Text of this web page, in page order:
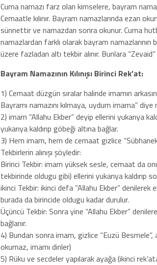
Cuma namazı farz olan kimselere, bayram
Cemaatle kılınır. Bayram namazlarında ezan
sünnettir ve namazdan sonra okunur. Cuma
namazlardan farklı olarak bayram namazlarının
üzere fazladan altı tekbir alınır. Bunlara
Bayram Namazının Kılınışı Birinci Rek’at:
1) Cemaat düzgün sıralar halinde imamın
Bayramı namazını kılmaya, uydum imama”
2) imam “Allahu Ekber” deyip ellerini yukarıya
yukarıya kaldırıp göbeği altına bağlar.
3) Hem imam, hem de cemaat gizlice
Tekbirlerin alınışı şöyledir:
Birinci Tekbir: imam yüksek sesle, cemaat da
tekbirinde oldugu gibi) ellerini yukarıya kaldırıp
ikinci Tekbir: ikinci defa “Allahu Ekber” denilerek
burada da birincide oldugu kadar durulur.
Üçüncü Tekbir: Sonra yine “Allahu Ekber”
bağlanır.
4) Bundan sonra imam, gizlice “Euzü
okumaz, imamı dinler)
5) Rüku ve secdeler yapılarak ayağa (ikinci